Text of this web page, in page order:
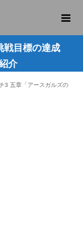
戦目標の達成
介
3 五章「アースガルズの